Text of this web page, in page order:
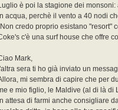
è poi la stagione dei
acqua, perchè il vento a 40 nodi
credo proprio esistano "resort"
c'è una surf house che offre
Mark,
l'altra sera ti ho già inviato un
mi sembra di capire che per
e mio figlio, le Maldive (al di là di
In attesa di farmi anche consigliare